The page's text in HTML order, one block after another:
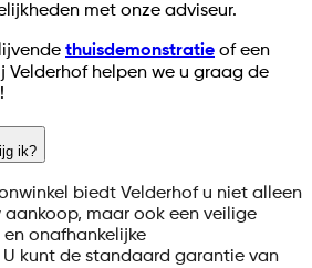
met onze adviseur.
thuisdemonstratie of een
Velderhof helpen we u graag de
ik?
biedt Velderhof u niet alleen
aankoop, maar ook een veilige
onafhankelijke
kunt de standaard garantie van